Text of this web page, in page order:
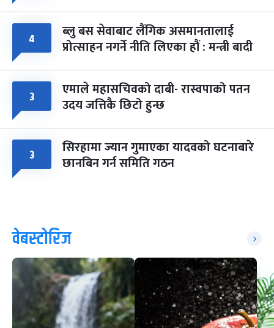
४ ब्लु बस सेवाबाट लैंगिक असमानतालाई
प्रोत्साहन नगर्ने नीति लिएका हौं : मन्त्री बादी
३ एमाले महासचिवको दाबी- रास्वपाको पतन
उदय जत्तिकै छिटो हुन्छ
३ सिरहामा ज्यान गुमाएका यादवको घटनाबारे
छानबिन गर्न समिति गठन
वेबस्टोरिज